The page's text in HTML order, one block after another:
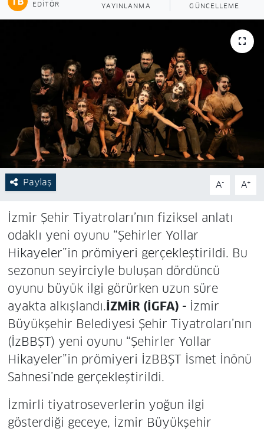
EDITÖR YAYINLANMA GÜNCELLEME
Paylaş A- A+
İzmir Şehir Tiyatroları’nın fiziksel anlatı
odaklı yeni oyunu “Şehirler Yollar
Hikayeler”in prömiyeri gerçekleştirildi. Bu
sezonun seyirciyle buluşan dördüncü
oyunu büyük ilgi görürken uzun süre
ayakta alkışlandı.İZMİR (İGFA) - İzmir
Büyükşehir Belediyesi Şehir Tiyatroları’nın
(İzBBŞT) yeni oyunu “Şehirler Yollar
Hikayeler”in prömiyeri İzBBŞT İsmet İnönü
Sahnesi’nde gerçekleştirildi.
İzmirli tiyatroseverlerin yoğun ilgi
gösterdiği geceye, İzmir Büyükşehir